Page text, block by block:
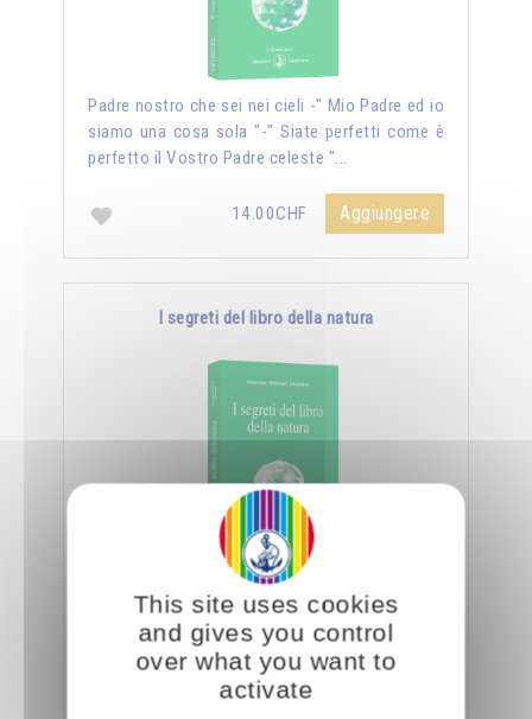
Padre nostro che sei nei cieli -" Mio Padre ed io
siamo una cosa sola "-" Siate perfetti come è
perfetto il Vostro Padre celeste "...
14.00CHF Aggiungere
I segreti del libro della natura
Nella Scienza Iniziatica leggere vuole dire
essere capaci di decifrare l’aspetto sottile e
nascosto delle creature e degli oggetti, nonché
14.00CHF
This site uses cookies
and gives you control
over what you want to
activate